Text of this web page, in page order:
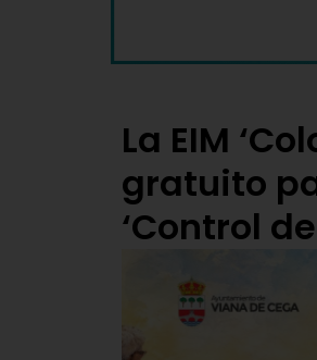
La EIM
gratuito
‘Control